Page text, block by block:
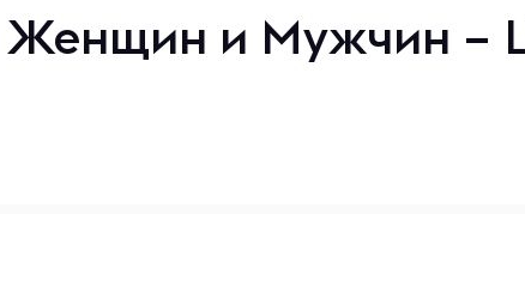
Женщин и Мужчин –